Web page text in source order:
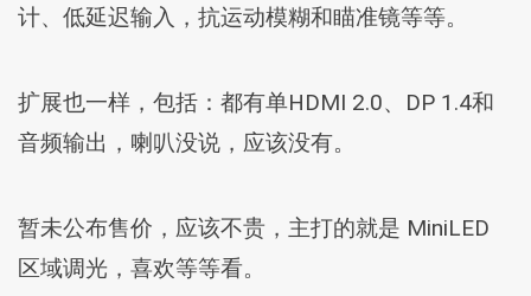
计、低延迟输入，抗运动模糊和瞄准镜等等。
扩展也一样，包括：都有单HDMI 2.0、DP 1.4和
音频输出，喇叭没说，应该没有。
暂未公布售价，应该不贵，主打的就是 MiniLED
区域调光，喜欢等等看。